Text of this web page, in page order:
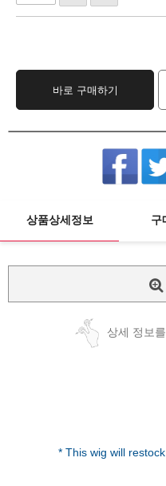
바로 구매하기
상품상세정보 구
상세 정보
* This wig will